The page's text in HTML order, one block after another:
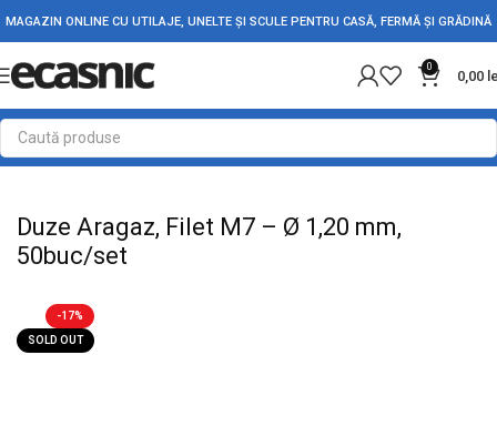
MAGAZIN ONLINE CU UTILAJE, UNELTE ȘI SCULE PENTRU CASĂ, FERMĂ ȘI GRĂDINĂ
0
0,00
Prima pagină Casă Rezistente Electrice
Duze Aragaz, Filet M7 – Ø 1,20 mm,
50buc/set
-17%
SOLD OUT